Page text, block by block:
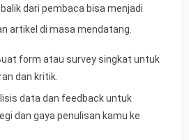
dari pembaca bisa menjadi
artikel di masa mendatang.
form atau survey singkat untuk
dan kritik.
data dan feedback untuk
dan gaya penulisan kamu ke